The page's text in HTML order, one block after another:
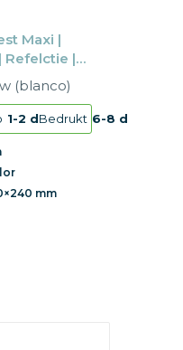
Maxi |
Refelctie |
(blanco)
1-2 dBedrukt 6-8 d
mm